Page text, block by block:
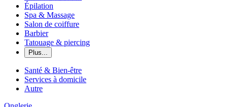
Épilation
Spa & Massage
Salon de coiffure
Barbier
Tatouage & piercing
Plus...
Santé & Bien-être
Services à domicile
Autre